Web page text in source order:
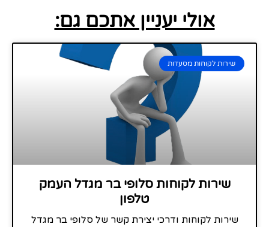
אולי יעניין אתכם גם:
שירות לקוחות מסעדות
שירות לקוחות סלופי בר מגדל העמק
טלפון
שירות לקוחות ודרכי יצירת קשר של סלופי בר מגדל